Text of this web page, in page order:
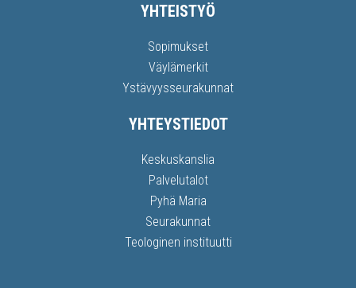
YHTEISTYÖ
Sopimukset
Väylämerkit
Ystävyysseurakunnat
YHTEYSTIEDOT
Keskuskanslia
Palvelutalot
Pyhä Maria
Seurakunnat
Teologinen instituutti